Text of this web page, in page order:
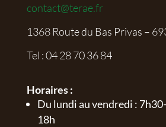
contact@terae.fr
1368 Route du Bas Privas –
Tel :04 28 70 36 84
Horaires :
Du lundi au vendredi :
18h